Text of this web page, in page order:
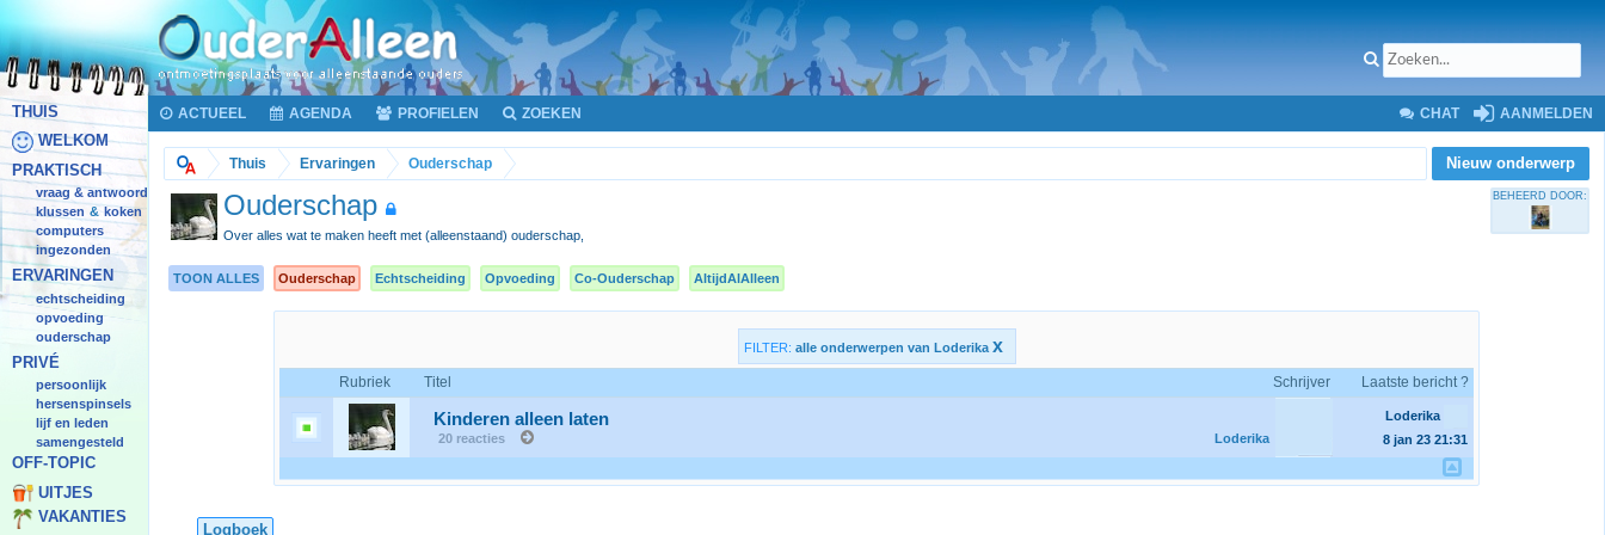
THUIS
WELKOM
PRAKTISCH
vraag & antwoord
klussen & koken
computers
ingezonden
ERVARINGEN
echtscheiding
opvoeding
ouderschap
PRIVÉ
persoonlijk
hersenspinsels
lijf en leden
samengesteld
OFF-TOPIC
UITJES
VAKANTIES
ACTUEEL AGENDA PROFIELEN ZOEKEN CHAT AANMELDEN
Nieuw onderwerp
Thuis Ervaringen Ouderschap
Ouderschap
Over alles wat te maken heeft met (alleenstaand) ouderschap,
BEHEERD DOOR:
TOON ALLES Ouderschap Echtscheiding Opvoeding Co-Ouderschap AltijdAlAlleen
FILTER: alle onderwerpen van Loderika x
Rubriek Titel Schrijver Laatste bericht ?
Kinderen alleen laten
Loderika
20 reacties
Loderika
8 jan 23 21:31
Logboek